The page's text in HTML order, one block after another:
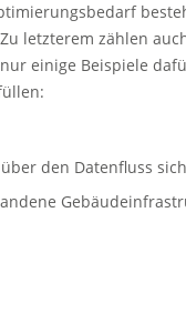
letzterem zählen
einige Beispiele
den Datenfluss